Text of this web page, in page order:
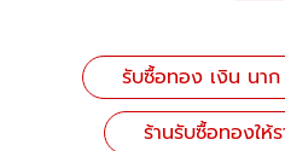
รับซื้อทอง เงิน นาก
ร้านรับซื้อทองให้